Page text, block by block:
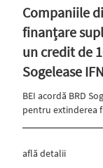
Companiile
finanțare
un credit de
Sogelease IFN
BEI acordă BRD
pentru extinderea
află detalii